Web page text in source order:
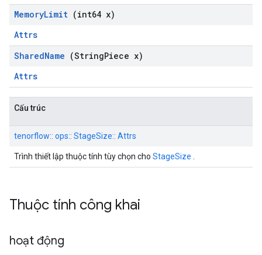
MemoryLimit (int64 x)
Attrs
SharedName (StringPiece x)
Attrs
Cấu trúc
tenorflow:: ops:: StageSize:: Attrs
Trình thiết lập thuộc tính tùy chọn cho StageSize
Thuộc tính công khai
hoạt động